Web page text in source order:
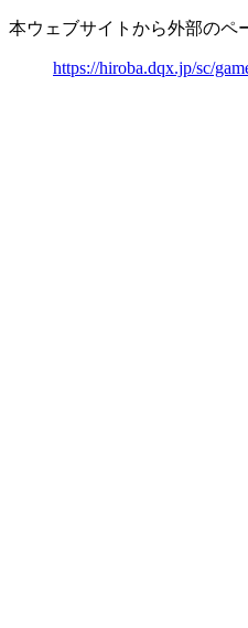
本ウェブサイトから外部のペ
https://hiroba.dqx.jp/sc/